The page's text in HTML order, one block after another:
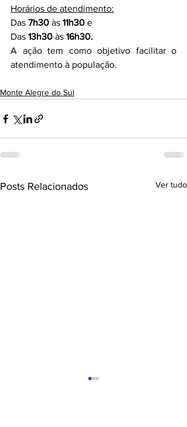
Horários de atendimento:
Das 7h30 às 11h30 e
Das 13h30 às 16h30.
A ação tem como objetivo facilitar o
atendimento à população.
Monte Alegre do Sul
Posts Relacionados Ver tudo